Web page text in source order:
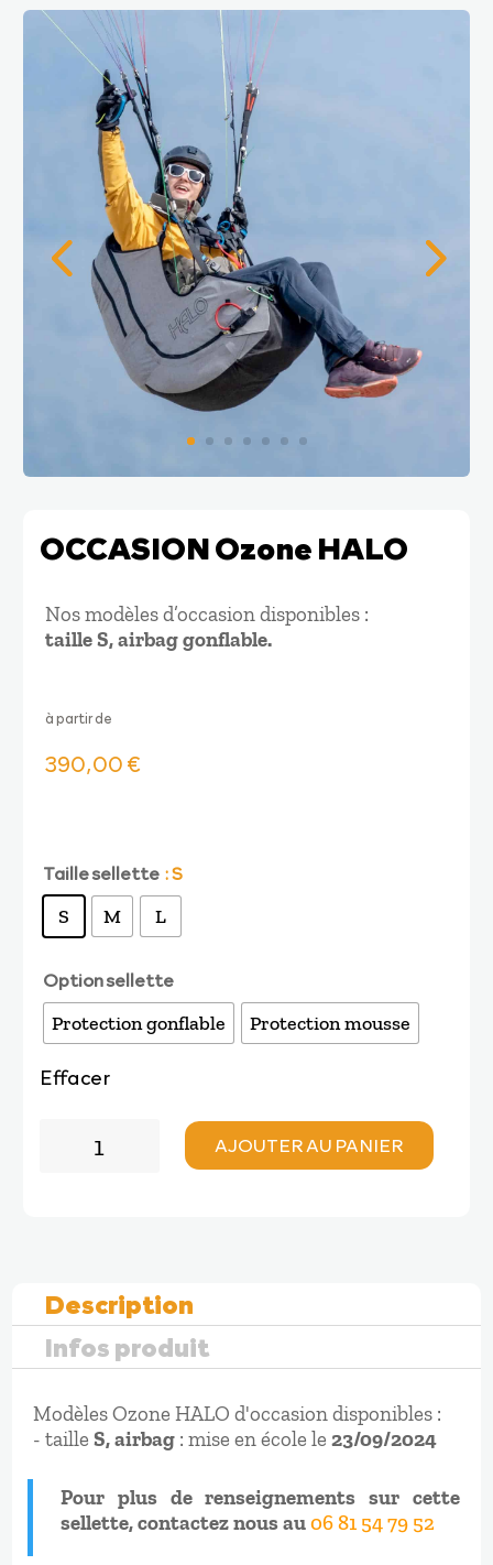
OCCASION Ozone HALO
Nos modèles d’occasion disponibles :
taille S, airbag gonflable.
à partir de
390,00€
Taille sellette : S
S M L
Option sellette
Protection gonflable Protection mousse
Effacer
AJOUTER AU PANIER
Description
Infos produit
Modèles Ozone HALO d'occasion disponibles :
- tailleS, airbag : mise en école le23/09/2024
Pour plus de renseignements sur cette
sellette, contactez nous au06 81 54 79 52